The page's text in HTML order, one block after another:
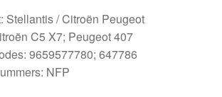
Stellantis / Citroën Peugeot
C5 X7; Peugeot 407
9659577780; 647786
NFP